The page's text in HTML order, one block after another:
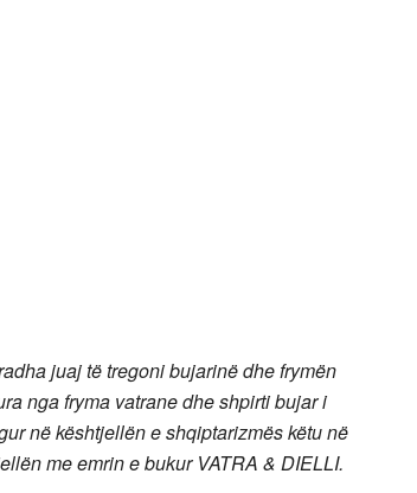
juaj të tregoni bujarinë dhe frymën
nga fryma vatrane dhe shpirti bujar i
në kështjellën e shqiptarizmës këtu në
me emrin e bukur VATRA & DIELLI.